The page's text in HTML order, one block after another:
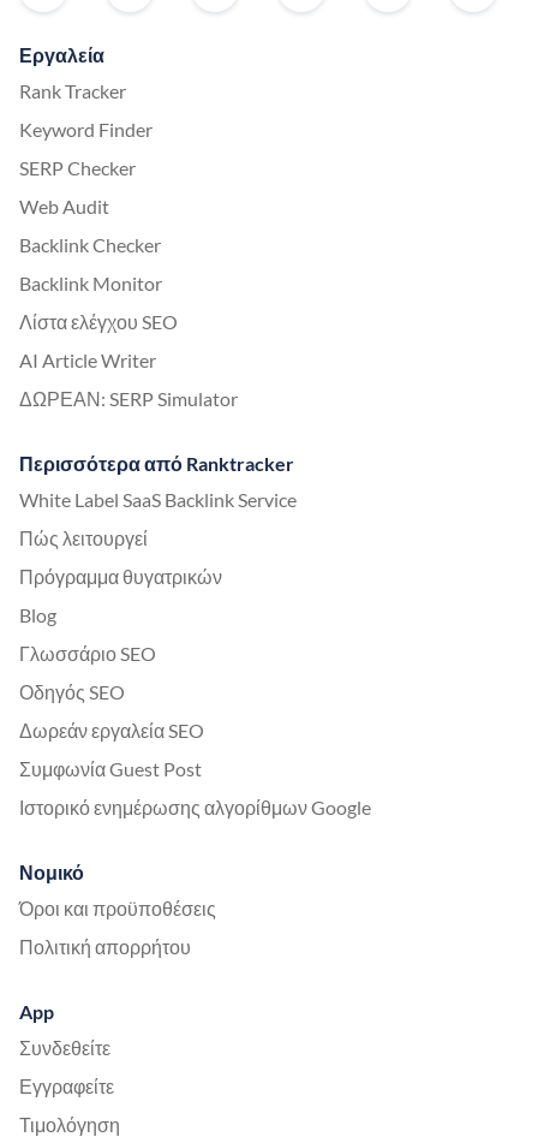
Εργαλεία
Rank Tracker
Keyword Finder
SERP Checker
Web Audit
Backlink Checker
Backlink Monitor
Λίστα ελέγχου SEO
AI Article Writer
ΔΩΡΕΑΝ: SERP Simulator
Περισσότερα από Ranktracker
White Label SaaS Backlink Service
Πώς λειτουργεί
Πρόγραμμα θυγατρικών
Blog
Γλωσσάριο SEO
Οδηγός SEO
Δωρεάν εργαλεία SEO
Συμφωνία Guest Post
Ιστορικό ενημέρωσης αλγορίθμων Google
Νομικό
Όροι και προϋποθέσεις
Πολιτική απορρήτου
App
Συνδεθείτε
Εγγραφείτε
Τιμολόγηση